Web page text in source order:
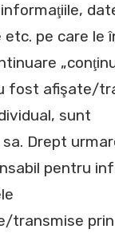
pe care le
fost afişate/
sunt
Drept
pentru
transmise